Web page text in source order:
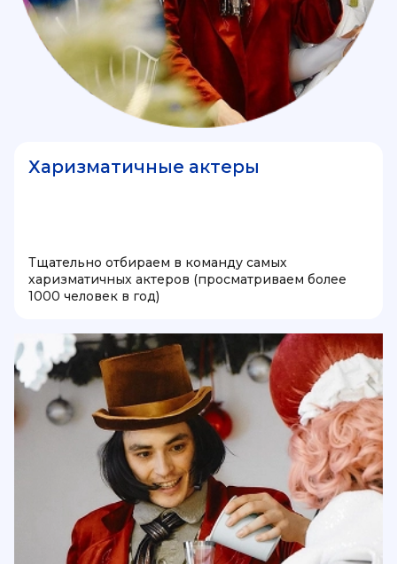
Харизматичные актеры
Тщательно отбираем в команду самых
харизматичных актеров (просматриваем более
1000 человек в год)